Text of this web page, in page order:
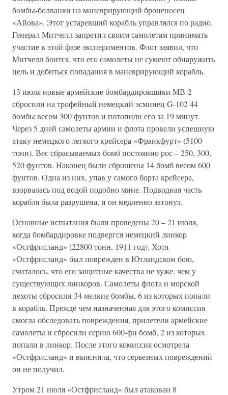
бомбы-болванки на маневрирующий броненосец
«Айова». Этот устаревший корабль управлялся по радио.
Генерал Митчелл запретил своим самолетам принимать
участие в этой фазе экспериментов. Флот заявил, что
Митчелл боится, что его самолеты не сумеют обнаружить
цель и добиться попадания в маневрирующий корабль.
13 июля новые армейские бомбардировщики МВ-2
сбросили на трофейный немецкий эсминец G-102 44
бомбы весом 300 фунтов и потопили его за 19 минут.
Через 5 дней самолеты армии и флота провели успешную
атаку немецкого легкого крейсера «Франкфурт» (5100
тонн). Вес сбрасываемых бомб постоянно рос – 250, 300,
520 фунтов. Наконец были сброшены 14 бомб весом 600
фунтов. Одна из них, упав у самого борта крейсера,
взорвалась под водой подобно мине. Подводная часть
корабля была разрушена, и он медленно затонул.
Основные испытания были проведены 20 – 21 июля,
когда бомбардировке подвергся немецкий линкор
«Остфрисланд» (22800 тонн, 1911 год). Хотя
«Остфрисланд» был поврежден в Ютландском бою,
считалось, что его защитные качества не хуже, чем у
существующих линкоров. Самолеты флота и морской
пехоты сбросили 34 мелкие бомбы, 6 из которых попали
в корабль. Прежде чем назначенная для этого комиссия
смогла обследовать повреждения, прилетели армейские
самолеты и сбросили серию 600-фн бомб, 2 из которых
попали в линкор. После этого комиссия осмотрела
«Остфрисланд» и выяснила, что серьезных повреждений
он не получил.
Утром 21 июля «Остфрисланд» был атакован 8